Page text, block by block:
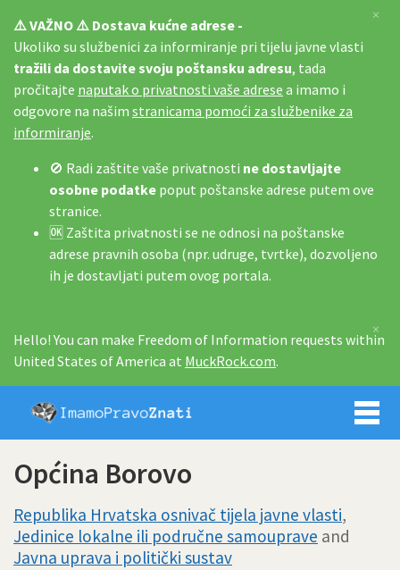
⚠️ VAŽNO ⚠️ Dostava kućne adrese -
Ukoliko su službenici za informiranje pri tijelu javne vlasti
tražili da dostavite svoju poštansku adresu, tada
pročitajte naputak o privatnosti vaše adrese a imamo i
odgovore na našim stranicama pomoći za službenike za
informiranje.
🚫 Radi zaštite vaše privatnosti ne dostavljajte
osobne podatke poput poštanske adrese putem ove
stranice.
🆗 Zaštita privatnosti se ne odnosi na poštanske
adrese pravnih osoba (npr. udruge, tvrtke), dozvoljeno
ih je dostavljati putem ovog portala.
×
Hello! You can make Freedom of Information requests within
United States of America at MuckRock.com.
×
Imamo
Općina Borovo
Republika Hrvatska osnivač tijela javne vlasti,
Jedinice lokalne ili područne samouprave and
Javna uprava i politički sustav